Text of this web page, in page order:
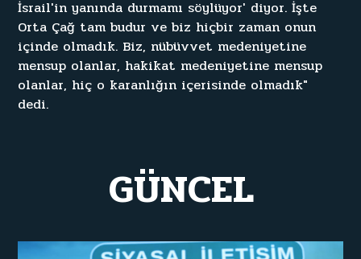
İsrail'in yanında durmamı söylüyor' diyor. İşte
Orta Çağ tam budur ve biz hiçbir zaman onun
içinde olmadık. Biz, nübüvvet medeniyetine
mensup olanlar, hakikat medeniyetine mensup
olanlar, hiç o karanlığın içerisinde olmadık"
dedi.
GÜNCEL